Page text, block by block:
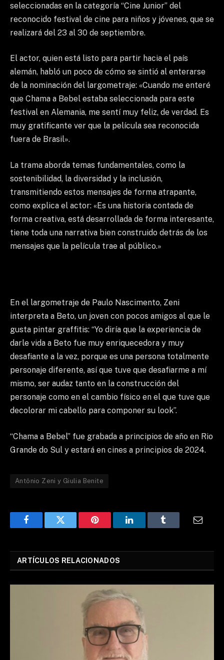
seleccionadas en la categoría “Cine Junior” del
reconocido festival de cine para niños y jóvenes, que se
realizará del 23 al 30 de septiembre.
El actor, quien está listo para partir hacia el país
alemán, habló un poco de cómo se sintió al enterarse
de la nominación del largometraje: «Cuando me enteré
que Chama a Bebel estaba seleccionada para este
festival en Alemania, me sentí muy feliz, de verdad. Es
muy gratificante ver que la película sea reconocida
fuera de Brasil».
La trama aborda temas fundamentales, como la
sostenibilidad, la diversidad y la inclusión,
transmitiendo estos mensajes de forma atrapante,
como explica el actor: «Es una historia contada de
forma creativa, está desarrollada de forma interesante,
tiene toda una narrativa bien construido detrás de los
mensajes que la película trae al público.»
En el largometraje de Paulo Nascimento, Zeni
interpreta a Beto, un joven con pocos amigos al que le
gusta pintar graffitis: “Yo diría que la experiencia de
darle vida a Beto fue muy enriquecedora y muy
desafiante a la vez, porque es una persona totalmente
personaje diferente, así que tuve que desafiarme a mí
mismo, ser audaz tanto en la construcción del
personaje como en el cambio físico en el que tuve que
decolorar mi cabello para componer su look”.
“Chama a Bebel” fue grabada a principios de año en Rio
Grande do Sul y estará en cines a principios de 2024.
Antônio Zeni y Giulia Benite
FacebookTwitter Pinterest LinkedInTumblr Email
ARTÍCULOS RELACIONADOS